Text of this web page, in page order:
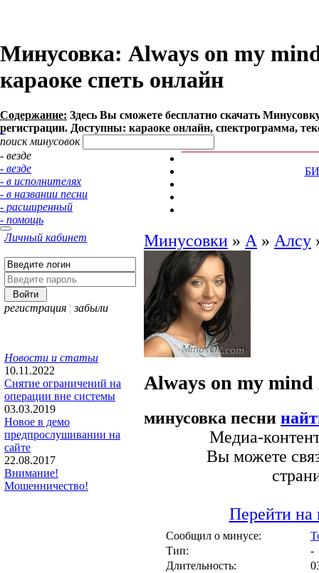
Минусовка: Always on my
караоке спеть онлайн
Содержание: Здесь Вы сможете бесплатно cкачать
регистрации. Доступны: караоке онлайн, спектрограмма,
поиск минусовок
- везде
- везде
- в исполнителях
- в названии песни
- расширенный
- помощь
Личный кабинет
регистрация ¦ забыли
Новости и статьи
10.11.2022
Снятие ограничений на
операции вне системы
03.03.2019
Новое в демо
предпрослушивании на
сайте
22.08.2017
Внимание!
Мошенничество!
Минусовки » А » Алсу
Always on my mind
минусовка песни
Медиа-
Вы можете
Перейти на
Сообщил о минусе:
Тип:
-
Длительность: